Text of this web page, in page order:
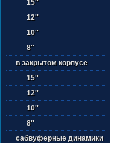
15''
12''
10''
8''
в закрытом корпусе
15''
12''
10''
8''
сабвуферные динамики